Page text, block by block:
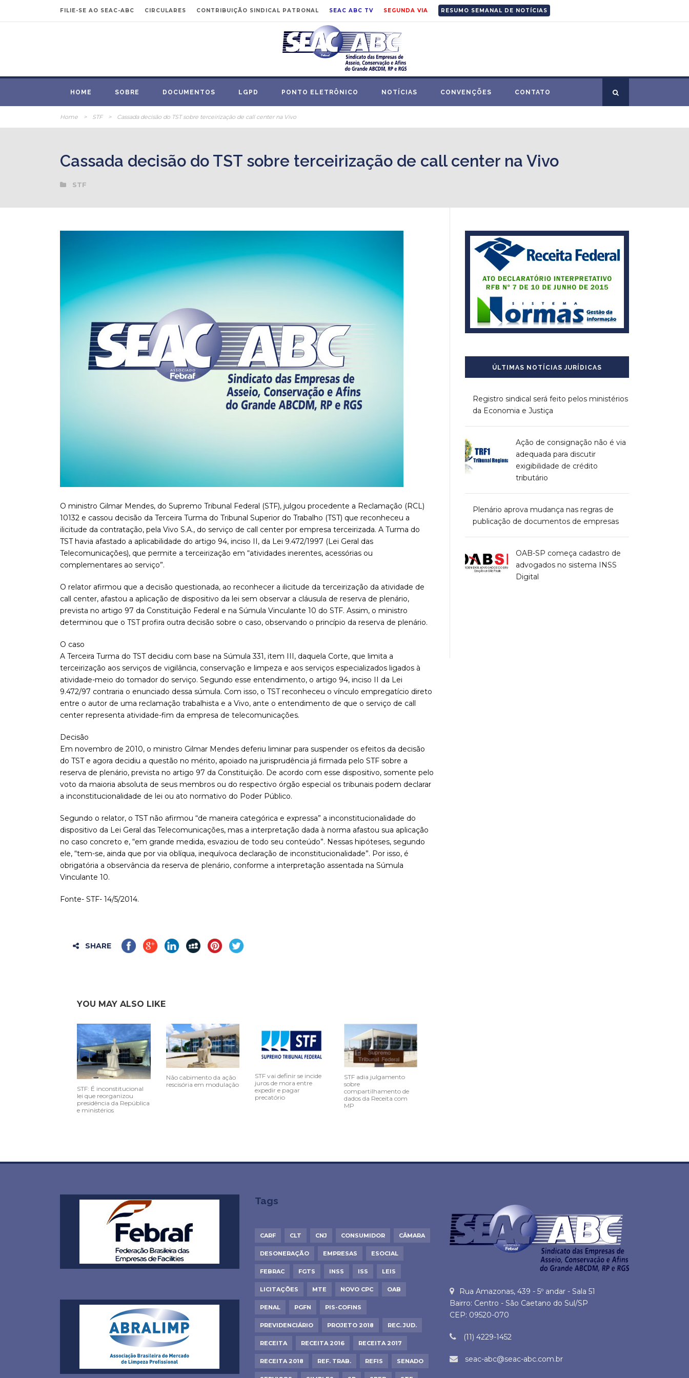
FILIE-SE AO SEAC-ABC CIRCULARES CONTRIBUIÇÃO SINDICAL PATRONAL SEAC ABC TV SEGUNDA VIA RESUMO SEMANAL DE NOTÍCIAS
HOME SOBRE DOCUMENTOS LGPD PONTO ELETRÔNICO NOTÍCIAS CONVENÇÕES CONTATO
Home > STF > Cassada decisão do TST sobre terceirização de call center na Vivo
Cassada decisão do TST sobre terceirização de call center na Vivo
STF
O ministro Gilmar Mendes, do Supremo Tribunal Federal (STF), julgou procedente a Reclamação (RCL)
10132 e cassou decisão da Terceira Turma do Tribunal Superior do Trabalho (TST) que reconheceu a
ilicitude da contratação, pela Vivo S.A., do serviço de call center por empresa terceirizada. A Turma do
TST havia afastado a aplicabilidade do artigo 94, inciso II, da Lei 9.472/1997 (Lei Geral das
Telecomunicações), que permite a terceirização em “atividades inerentes, acessórias ou
complementares ao serviço”.
O relator afirmou que a decisão questionada, ao reconhecer a ilicitude da terceirização da atividade de
call center, afastou a aplicação de dispositivo da lei sem observar a cláusula de reserva de plenário,
prevista no artigo 97 da Constituição Federal e na Súmula Vinculante 10 do STF. Assim, o ministro
determinou que o TST profira outra decisão sobre o caso, observando o princípio da reserva de plenário.
O caso
A Terceira Turma do TST decidiu com base na Súmula 331, item III, daquela Corte, que limita a
terceirização aos serviços de vigilância, conservação e limpeza e aos serviços especializados ligados à
atividade-meio do tomador do serviço. Segundo esse entendimento, o artigo 94, inciso II da Lei
9.472/97 contraria o enunciado dessa súmula. Com isso, o TST reconheceu o vínculo empregatício direto
entre o autor de uma reclamação trabalhista e a Vivo, ante o entendimento de que o serviço de call
center representa atividade-fim da empresa de telecomunicações.
Decisão
Em novembro de 2010, o ministro Gilmar Mendes deferiu liminar para suspender os efeitos da decisão
do TST e agora decidiu a questão no mérito, apoiado na jurisprudência já firmada pelo STF sobre a
reserva de plenário, prevista no artigo 97 da Constituição. De acordo com esse dispositivo, somente pelo
voto da maioria absoluta de seus membros ou do respectivo órgão especial os tribunais podem declarar
a inconstitucionalidade de lei ou ato normativo do Poder Público.
Segundo o relator, o TST não afirmou “de maneira categórica e expressa” a inconstitucionalidade do
dispositivo da Lei Geral das Telecomunicações, mas a interpretação dada à norma afastou sua aplicação
no caso concreto e, “em grande medida, esvaziou de todo seu conteúdo”. Nessas hipóteses, segundo
ele, “tem-se, ainda que por via oblíqua, inequívoca declaração de inconstitucionalidade”. Por isso, é
obrigatória a observância da reserva de plenário, conforme a interpretação assentada na Súmula
Vinculante 10.
Fonte- STF- 14/5/2014.
SHARE
YOU MAY ALSO LIKE
STF: É inconstitucional
lei que reorganizou
presidência da República
e ministérios
Não cabimento da ação
rescisória em modulação
STF vai definir se incide
juros de mora entre
expedir e pagar
precatório
STF adia julgamento
sobre
compartilhamento de
dados da Receita com
MP
ÚLTIMAS NOTÍCIAS JURÍDICAS
Registro sindical será feito pelos ministérios
da Economia e Justiça
Ação de consignação não é via
adequada para discutir
exigibilidade de crédito
tributário
Plenário aprova mudança nas regras de
publicação de documentos de empresas
OAB-SP começa cadastro de
advogados no sistema INSS
Digital
Tags
CARF CLT CNJ CONSUMIDOR CÂMARA
DESONERAÇÃO EMPRESAS ESOCIAL
FEBRAC FGTS INSS ISS LEIS
LICITAÇÕES MTE NOVO CPC OAB
PENAL PGFN PIS-COFINS
PREVIDENCIÁRIO PROJETO 2018 REC. JUD.
RECEITA RECEITA 2016 RECEITA 2017
RECEITA 2018 REF. TRAB. REFIS SENADO
Rua Amazonas, 439 - 5º andar - Sala 51
Bairro: Centro - São Caetano do Sul/SP
CEP: 09520-070
(11) 4229-1452
seac-abc@seac-abc.com.br